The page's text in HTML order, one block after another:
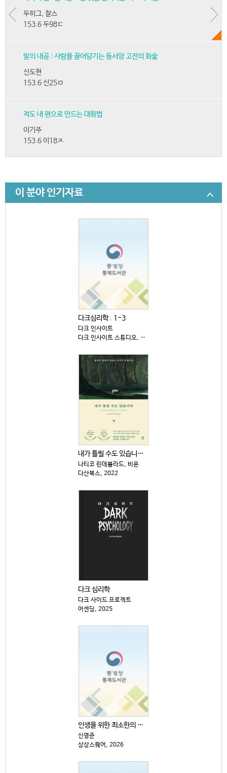
두히그, 찰스
153.6 두98ㄷ
말의 내공 : 사람을 끌어당기는 동서양 고전의 화술
신도현
153.6 신25ㅁ
적도 내 편으로 만드는 대화법
이기주
153.6 이18ㅈ
이 분야 인기자료
다크심리학 . 1-3
다크 인사이트
다크 인사이트 스튜디오, 2025
내가 틀릴 수도 있습니다 : 숲속의 현자가 전하는 마지...
나티코 린데블라드, 비욘
다산북스, 2022
다크 심리학
다크 사이드 프로젝트
어센딩, 2025
인생을 위한 최소한의 생각
신영준
상상스퀘어, 2026